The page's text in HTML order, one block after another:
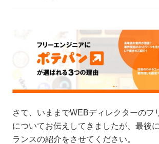
さて、いままでWEBディレクターのフ
についてお伝えしてきましたが、最後
ランスの紹介をさせてください。